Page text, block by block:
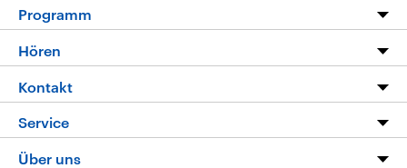
Programm
Die Nachrichten
Nachrichtenleicht
Neue Beiträge auf dlf.de
Hören
Livestream
Podcasts
Kontakt
Hörerservice
Service
FAQ
Über uns